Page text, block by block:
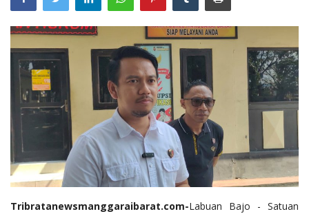
Mitra Polisi
Giat Ops
Tribratanewsmanggaraibarat.com-​Labuan Bajo - Satuan